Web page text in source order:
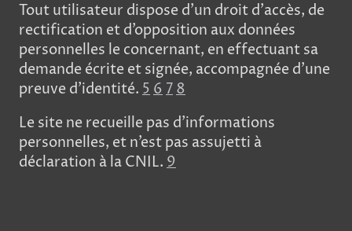
Tout utilisateur dispose d’un droit d’accès, de
rectification et d’opposition aux données
personnelles le concernant, en effectuant sa
demande écrite et signée, accompagnée d’une
preuve d’identité. 5678
Le site ne recueille pas d’informations
personnelles, et n’est pas assujetti à
déclaration à la CNIL. 9